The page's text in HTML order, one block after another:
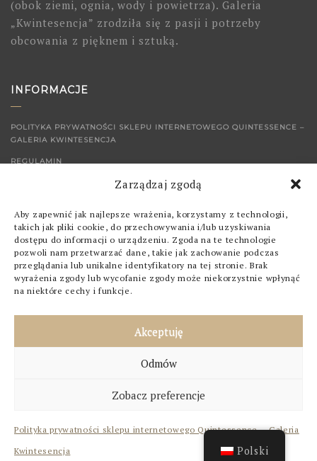
Zarządzaj zgodą
Aby zapewnić jak najlepsze wrażenia, korzystamy z technologii,
takich jak pliki cookie, do przechowywania i/lub uzyskiwania
dostępu do informacji o urządzeniu. Zgoda na te technologie
pozwoli nam przetwarzać dane, takie jak zachowanie podczas
przeglądania lub unikalne identyfikatory na tej stronie. Brak
wyrażenia zgody lub wycofanie zgody może niekorzystnie wpłynąć
na niektóre cechy i funkcje.
Akceptuję
Odmów
Zobacz preferencje
Polityka prywatności sklepu internetowego Quintessence – Galeria
Kwintesencja
(obok ziemi, ognia, wody i powietrza). Galeria
„Kwintesencja” zrodziła się z pasji i potrzeby
obcowania z pięknem i sztuką.
INFORMACJE
POLITYKA PRYWATNOŚCI SKLEPU INTERNETOWEGO QUINTESSENCE –
GALERIA KWINTESENCJA
REGULAMIN
SKLEP
OBRAZY
GRAFIKI
QUINTESSENCE © 2023 ALL RIGHTS RESERVED. Polski